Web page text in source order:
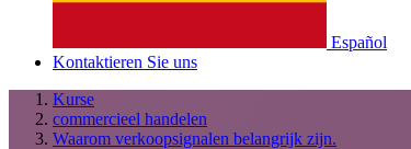
Español
Kontaktieren Sie uns
Kurse
commercieel handelen
Waarom verkoopsignalen belangrijk zijn.